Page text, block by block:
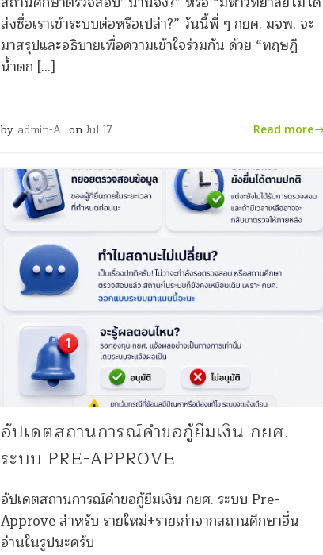
ส่งชื่อเราเข้าระบบต่อหรือเปล่า?” วันนี้พี่ ๆ กยศ. มจพ. จะ
มาสรุปและอธิบายเพื่อความเข้าใจร่วมกัน ด้วย “ทฤษฎี
น้ำตก […]
by admin-A on Jul 17 Read more
อัปเดตสถานการณ์คำขอกู้ยืมเงิน กยศ.
ระบบ PRE-APPROVE
อัปเดตสถานการณ์คำขอกู้ยืมเงิน กยศ. ระบบ Pre-
Approve สำหรับ รายใหม่+รายเก่าจากสถานศึกษาอื่น
อ่านในรูปนะครับ